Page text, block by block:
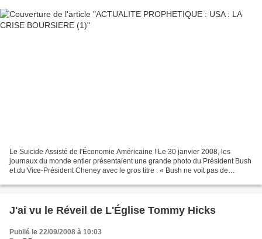
Le Suicide Assisté de l'Économie Américaine ! Le 30 janvier 2008, les
journaux du monde entier présentaient une grande photo du Président Bush
et du Vice-Président Cheney avec le gros titre : « Bush ne voit pas de
J'ai vu le Réveil de L'Église Tommy Hicks
Publié le 22/09/2008 à 10:03